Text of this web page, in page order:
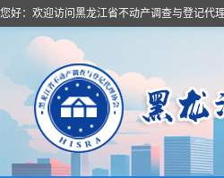
您好：欢迎访问黑龙江省不动产调查与登记代理